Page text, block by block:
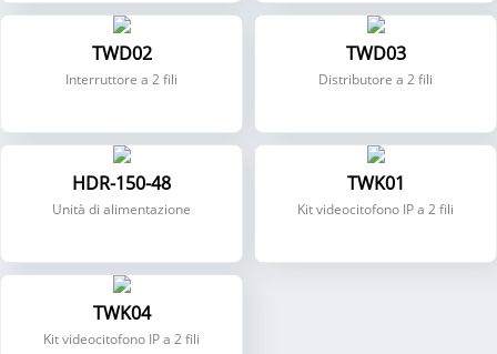
TWD02
Interruttore a 2 fili
TWD03
Distributore a 2 fili
HDR-150-48
Unità di alimentazione
TWK01
Kit videocitofono IP a 2 fili
TWK04
Kit videocitofono IP a 2 fili